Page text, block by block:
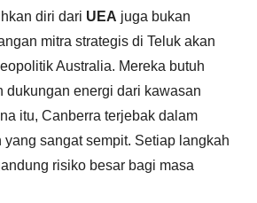
diri dari UEA juga bukan
mitra strategis di Teluk akan
Australia. Mereka butuh
dukungan energi dari kawasan
itu, Canberra terjebak dalam
yang sangat sempit. Setiap langkah
risiko besar bagi masa